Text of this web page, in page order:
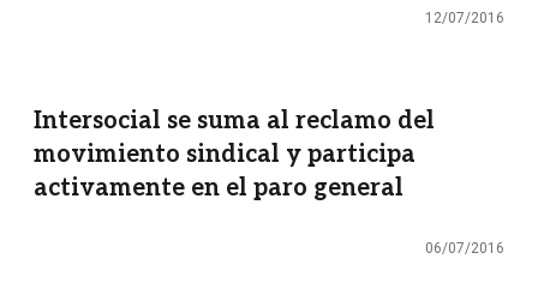
12/07/2016
Intersocial se suma al reclamo del
movimiento sindical y participa
activamente en el paro general
06/07/2016